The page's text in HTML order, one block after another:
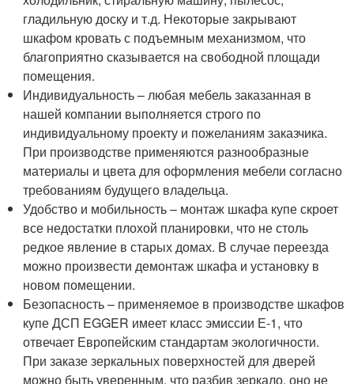
гладильную доску и т.д. Некоторые закрывают
шкафом кровать с подъемным механизмом, что
благоприятно сказывается на свободной площади
помещения.
Индивидуальность – любая мебель заказанная в
нашей компании выполняется строго по
индивидуальному проекту и пожеланиям заказчика.
При производстве применяются разнообразные
материалы и цвета для оформления мебели согласно
требованиям будущего владельца.
Удобство и мобильность – монтаж шкафа купе скроет
все недостатки плохой планировки, что не столь
редкое явление в старых домах. В случае переезда
можно произвести демонтаж шкафа и установку в
новом помещении.
Безопасность – применяемое в производстве шкафов
купе ДСП EGGER имеет класс эмиссии Е-1, что
отвечает Европейским стандартам экологичности.
При заказе зеркальных поверхностей для дверей
можно быть уверенным, что разбив зеркало, оно не